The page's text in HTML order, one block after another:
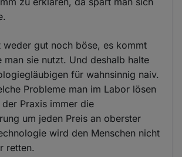
weder gut noch böse, es kommt
man sie nutzt. Und deshalb halte
für wahnsinnig naiv.
Probleme man im Labor lösen
Praxis immer die
um jeden Preis an oberster
wird den Menschen nicht
retten.